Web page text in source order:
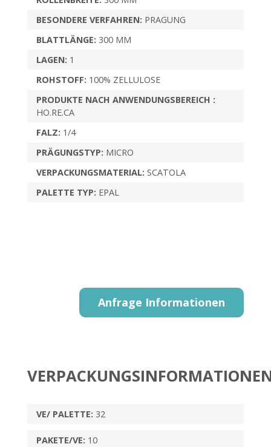
BESONDERE VERFAHREN: PRAGUNG
BLATTLÄNGE: 300 MM
LAGEN: 1
ROHSTOFF: 100% ZELLULOSE
PRODUKTE NACH ANWENDUNGSBEREICH :
HO.RE.CA
FALZ: 1/4
PRÄGUNGSTYP: MICRO
VERPACKUNGSMATERIAL: SCATOLA
PALETTE TYP: EPAL
Anfrage Informationen
VE/ PALETTE: 32
PAKETE/VE: 10